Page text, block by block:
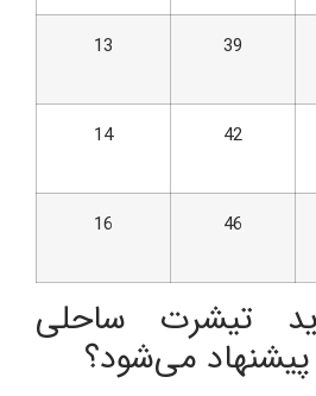
39
13
42
14
46
16
تیشرت ساحلی
پیشنهاد می‌شود؟